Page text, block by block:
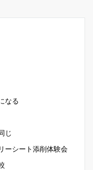
なる
じ
ーシート添削体験会